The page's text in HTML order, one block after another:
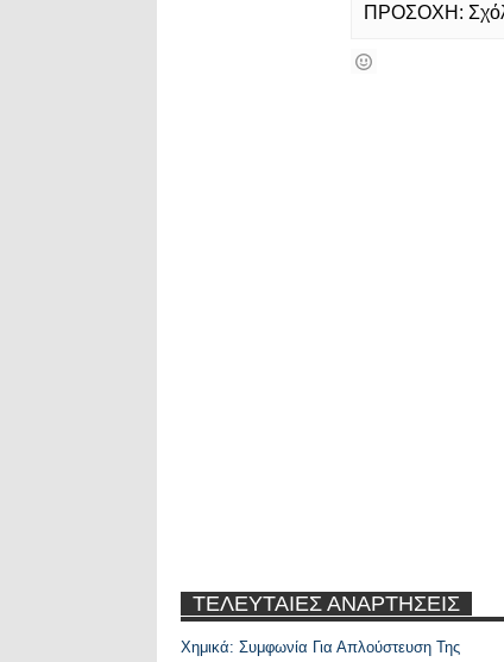
ΠΡΟΣΟΧΗ:
ΤΕΛΕΥΤΑΙΕΣ ΑΝΑΡΤΗΣΕΙΣ
Recent Posts
Χημικά: Συμφωνία Για Απλούστευση Της